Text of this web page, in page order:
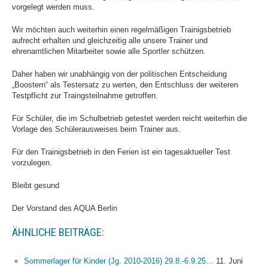
Trainingszeiten
Sportforum
Hohenschönhausen
Trainingszeiten
SSE Europa-Sportpark
News
Zingster Straße
News
Termine
vorgelegt werden muss.
Wir möchten auch weiterhin einen regelmäßigen Trainigsbetrieb
aufrecht erhalten und gleichzeitig alle unsere Trainer und
ehrenamtlichen Mitarbeiter sowie alle Sportler schützen.
Daher haben wir unabhängig von der politischen Entscheidung
„Boostern“ als Testersatz zu werten, den Entschluss der weiteren
Testpflicht zur Traingsteilnahme getroffen.
Für Schüler, die im Schulbetrieb getestet werden reicht weiterhin die
Vorlage des Schülerausweises beim Trainer aus.
Für den Trainigsbetrieb in den Ferien ist ein tagesaktueller Test
vorzulegen.
Bleibt gesund
Der Vorstand des AQUA Berlin
ÄHNLICHE BEITRÄGE:
Sommerlager für Kinder (Jg. 2010-2016) 29.8.-6.9.25…
11. Juni